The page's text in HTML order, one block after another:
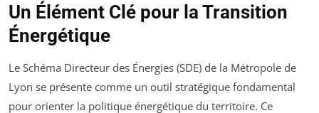
Un Élément Clé pour la Transition
Énergétique
Le Schéma Directeur des Énergies (SDE) de la Métropole de
Lyon se présente comme un outil stratégique fondamental
pour orienter la politique énergétique du territoire. Ce